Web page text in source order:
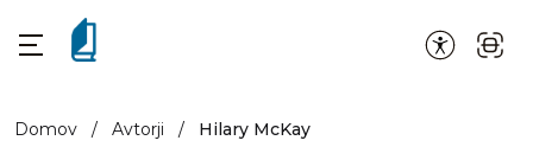
Domov / Avtorji / Hilary McKay